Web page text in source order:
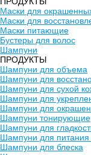
Маски для
Маски для
Маски питающие
Бустеры для волос
Шампуни
ПРОДУКТЫ
Шампуни для объема
Шампуни для
Шампуни для сухой
Шампуни для
Шампуни для
Шампуни тонирующие
Шампуни для
Шампуни для питания
Шампуни для блеска